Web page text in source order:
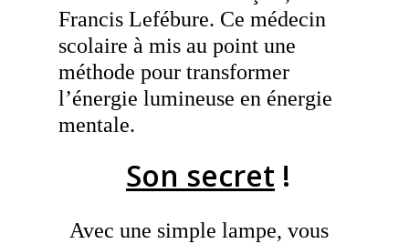
Francis Lefébure. Ce médecin
scolaire à mis au point une
méthode pour transformer
l’énergie lumineuse en énergie
mentale.
Son secret !
Avec une simple lampe, vous